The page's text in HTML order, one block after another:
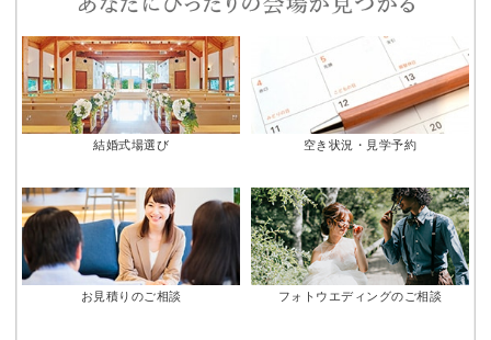
結婚式場選び 空き状況・見学予約
お見積りのご相談 フォトウエディングのご相談